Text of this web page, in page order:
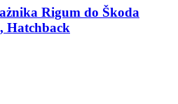
Rigum do Škoda
Hatchback